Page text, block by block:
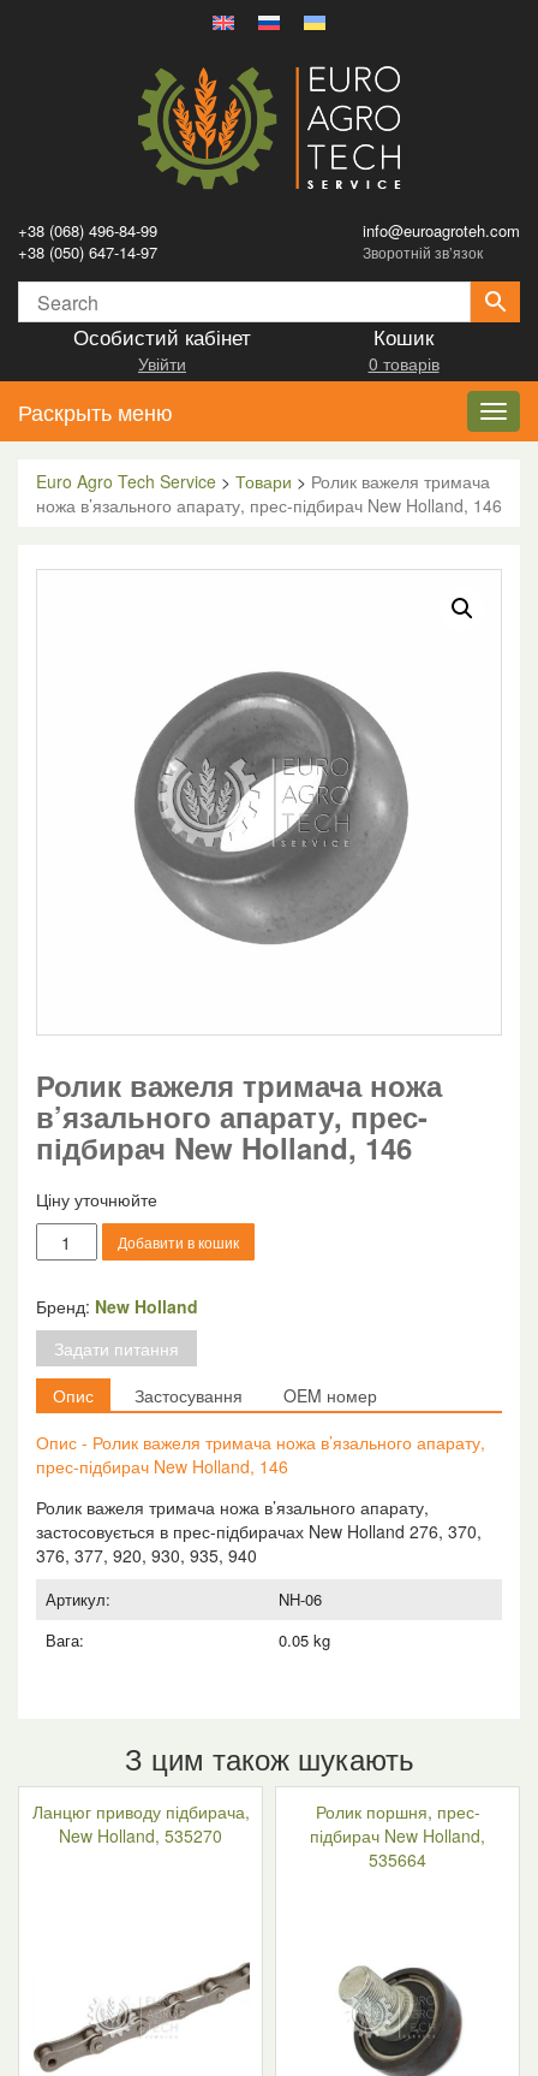
+38 (068) 496-84-99
+38 (050) 647-14-97
info@euroagroteh.com
Зворотній зв’язок
Особистий кабінет
Увійти
Кошик
0 товарів
Раскрыть меню
Euro Agro Tech Service > Товари > Ролик важеля тримача
ножа в’язального апарату, прес-підбирач New Holland, 146
Ролик важеля тримача ножа
в’язального апарату, прес-
підбирач New Holland, 146
Ціну уточнюйте
Ролик
важеля
ножа
в'язального
апарату,
прес-
підбирач
Holland,
146
кількість
Добавити в кошик
Бренд: New Holland
Задати питання
Опис
Застосування
OEM номер
Опис - Ролик важеля тримача ножа в’язального апарату,
прес-підбирач New Holland, 146
Ролик важеля тримача ножа в’язального апарату,
застосовується в прес-підбирачах New Holland 276, 370,
376, 377, 920, 930, 935, 940
Артикул:
NH-06
Вага:
0.05 kg
З цим також шукають
Ланцюг приводу підбирача,
New Holland, 535270
Ролик поршня, прес-
підбирач New Holland,
535664